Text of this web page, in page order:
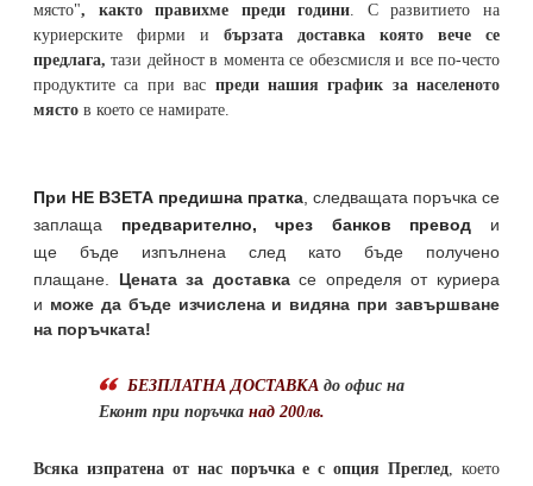
място", както правихме преди години. С развитието на
куриерските фирми и бързата доставка която вече се
предлага, тази дейност в момента се обезсмисля и все по-често
продуктите са при вас преди нашия график за населеното
място в което се намирате.
При НЕ ВЗЕТА предишна пратка, следващата поръчка се
заплаща предварително, чрез банков превод и
ще бъде изпълнена след като бъде получено
плащане. Цената за доставкасе определя от куриера
и може да бъде изчислена и видяна при завършване
на поръчката!
БЕЗПЛАТНА ДОСТАВКА до офис на
Еконт при поръчка над 200лв.
Всяка изпратена от нас поръчка е с опция Преглед, което